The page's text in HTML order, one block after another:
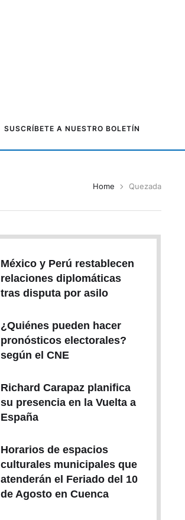
SUSCRÍBETE A NUESTRO BOLETÍN
Home Quezada
México y Perú restablecen
relaciones diplomáticas
tras disputa por asilo
¿Quiénes pueden hacer
pronósticos electorales?
según el CNE
Richard Carapaz planifica
su presencia en la Vuelta a
España
Horarios de espacios
culturales municipales que
atenderán el Feriado del 10
de Agosto en Cuenca